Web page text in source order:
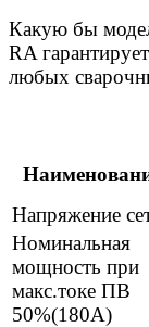
Какую бы
RA
любых
Напряжение
Номинальная
мощность при
макс.токе ПВ
50%(180А)